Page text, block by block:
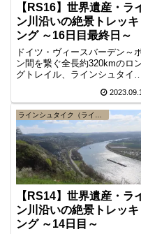
【RS16】世界遺産・ラ
ン川沿いの絶景トレッキ
ング ～16日目最終日～
ドイツ・ヴィースバーデン～
ン間を繋ぐ全長約320kmのロ
グトレイル、ラインシュタイ
は、ケーニッヒスヴィンター
らボンまでの約22kmコースタ
ム7時間です。ラインシュタイ
完結編。
ラインシュタイク（ライン川高所道）
【RS14】世界遺産・ラ
ン川沿いの絶景トレッキ
ング ～14日目～